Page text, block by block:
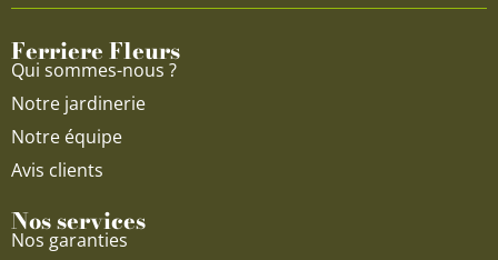
Ferriere Fleurs
Qui sommes-nous ?
Notre jardinerie
Notre équipe
Avis clients
Nos services
Nos garanties